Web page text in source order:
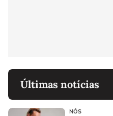
Últimas notícias
NÓS